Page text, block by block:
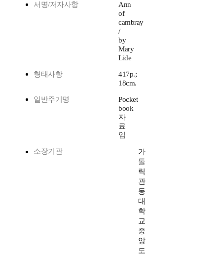
서명/저자사항
Ann
of
cambray
/
by
Mary
Lide
형태사항
417p.;
18cm.
일반주기명
Pocket
book
자
료
임
소장기관
가
톨
릭
관
동
대
학
교
중
앙
도